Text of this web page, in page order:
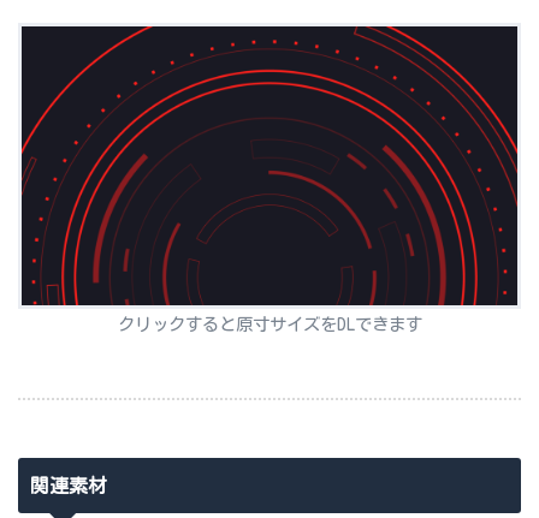
クリックすると原寸サイズをDLできます
関連素材